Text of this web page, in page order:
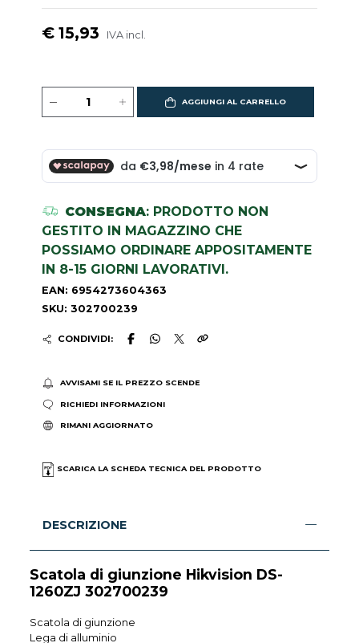
€ 15,93 IVA incl.
AGGIUNGI AL CARRELLO
CONSEGNA: PRODOTTO NON
GESTITO IN MAGAZZINO CHE
POSSIAMO ORDINARE APPOSITAMENTE
IN 8-15 GIORNI LAVORATIVI.
EAN: 6954273604363
SKU: 302700239
CONDIVIDI:
AVVISAMI SE IL PREZZO SCENDE
RICHIEDI INFORMAZIONI
RIMANI AGGIORNATO
SCARICA LA SCHEDA TECNICA DEL PRODOTTO
DESCRIZIONE
Scatola di giunzione Hikvision DS-
1260ZJ 302700239
Scatola di giunzione
Lega di alluminio